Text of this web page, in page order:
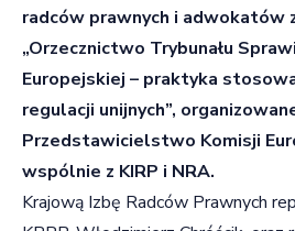
radców prawnych i adwokatów
„Orzecznictwo Trybunału
Europejskiej – praktyka
regulacji unijnych”,
Przedstawicielstwo Komisji
wspólnie z KIRP i NRA.
Krajową Izbę Radców Prawnych